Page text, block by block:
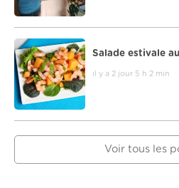
Salade estivale
il y a 2 jour 5 h 2 min
Voir tous les